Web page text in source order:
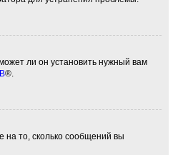
ли он установить нужный вам
®.
на то, сколько сообщений вы